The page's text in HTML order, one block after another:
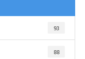
93
88